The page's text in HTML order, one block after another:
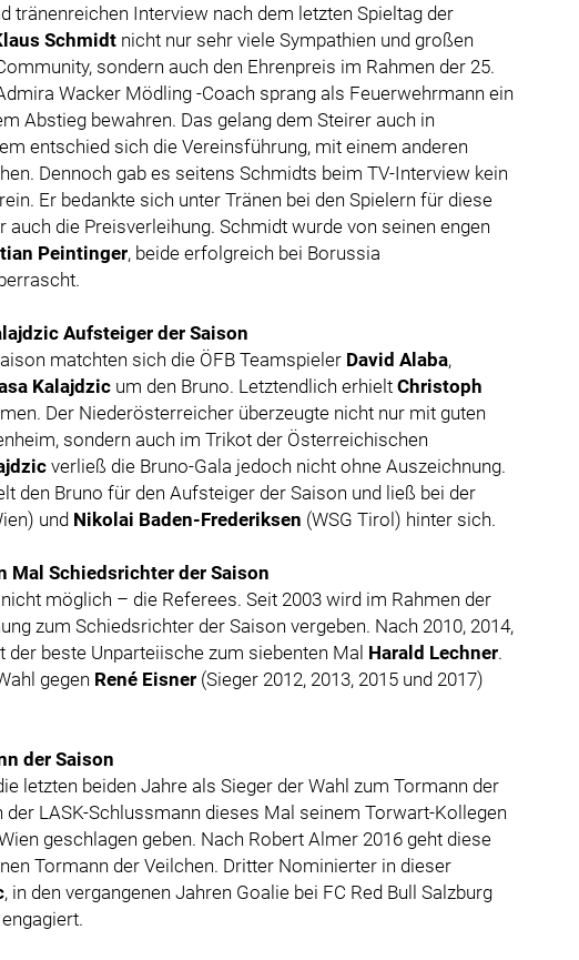
tränenreichen Interview nach dem letzten Spieltag der
Schmidt nicht nur sehr viele Sympathien und großen
sondern auch den Ehrenpreis im Rahmen der 25.
Wacker Mödling -Coach sprang als Feuerwehrmann ein
Abstieg bewahren. Das gelang dem Steirer auch in
entschied sich die Vereinsführung, mit einem anderen
Dennoch gab es seitens Schmidts beim TV-Interview kein
Er bedankte sich unter Tränen bei den Spielern für diese
auch die Preisverleihung. Schmidt wurde von seinen engen
Peintinger, beide erfolgreich bei Borussia
Aufsteiger der Saison
matchten sich die ÖFB Teamspieler David Alaba,
Kalajdzic um den Bruno. Letztendlich erhielt Christoph
Der Niederösterreicher überzeugte nicht nur mit guten
sondern auch im Trikot der Österreichischen
verließ die Bruno-Gala jedoch nicht ohne Auszeichnung.
den Bruno für den Aufsteiger der Saison und ließ bei der
und Nikolai Baden-Frederiksen (WSG Tirol) hinter sich.
Mal Schiedsrichter der Saison
möglich – die Referees. Seit 2003 wird im Rahmen der
zum Schiedsrichter der Saison vergeben. Nach 2010, 2014,
der beste Unparteiische zum siebenten Mal Harald Lechner.
gegen René Eisner (Sieger 2012, 2013, 2015 und 2017)
der Saison
letzten beiden Jahre als Sieger der Wahl zum Tormann der
LASK-Schlussmann dieses Mal seinem Torwart-Kollegen
geschlagen geben. Nach Robert Almer 2016 geht diese
Tormann der Veilchen. Dritter Nominierter in dieser
, in den vergangenen Jahren Goalie bei FC Red Bull Salzburg